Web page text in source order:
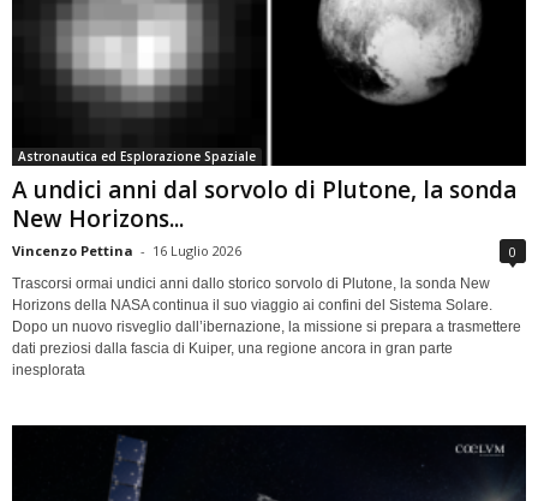
Astronautica ed Esplorazione Spaziale
A undici anni dal sorvolo di Plutone, la sonda
New Horizons...
Vincenzo Pettina - 16 Luglio 2026 0
Trascorsi ormai undici anni dallo storico sorvolo di Plutone, la sonda New
Horizons della NASA continua il suo viaggio ai confini del Sistema Solare.
Dopo un nuovo risveglio dall’ibernazione, la missione si prepara a trasmettere
dati preziosi dalla fascia di Kuiper, una regione ancora in gran parte
inesplorata